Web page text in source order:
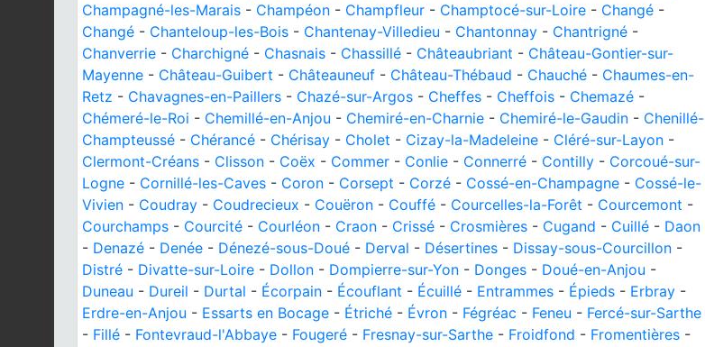
Champagné-les-Marais - Champéon - Champfleur - Champtocé-sur-Loire - Changé -
Changé - Chanteloup-les-Bois - Chantenay-Villedieu - Chantonnay - Chantrigné -
Chanverrie - Charchigné - Chasnais - Chassillé - Châteaubriant - Château-Gontier-sur-
Mayenne - Château-Guibert - Châteauneuf - Château-Thébaud - Chauché - Chaumes-en-
Retz - Chavagnes-en-Paillers - Chazé-sur-Argos - Cheffes - Cheffois - Chemazé -
Chémeré-le-Roi - Chemillé-en-Anjou - Chemiré-en-Charnie - Chemiré-le-Gaudin - Chenillé-
Champteussé - Chérancé - Chérisay - Cholet - Cizay-la-Madeleine - Cléré-sur-Layon -
Clermont-Créans - Clisson - Coëx - Commer - Conlie - Connerré - Contilly - Corcoué-sur-
Logne - Cornillé-les-Caves - Coron - Corsept - Corzé - Cossé-en-Champagne - Cossé-le-
Vivien - Coudray - Coudrecieux - Couëron - Couffé - Courcelles-la-Forêt - Courcemont -
Courchamps - Courcité - Courléon - Craon - Crissé - Crosmières - Cugand - Cuillé - Daon
- Denazé - Denée - Dénezé-sous-Doué - Derval - Désertines - Dissay-sous-Courcillon -
Distré - Divatte-sur-Loire - Dollon - Dompierre-sur-Yon - Donges - Doué-en-Anjou -
Duneau - Dureil - Durtal - Écorpain - Écouflant - Écuillé - Entrammes - Épieds - Erbray -
Erdre-en-Anjou - Essarts en Bocage - Étriché - Évron - Fégréac - Feneu - Fercé-sur-Sarthe
- Fillé - Fontevraud-l'Abbaye - Fougeré - Fresnay-sur-Sarthe - Froidfond - Fromentières -